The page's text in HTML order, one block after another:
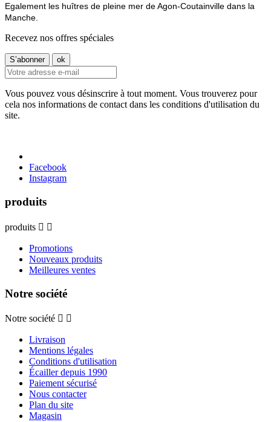
Egalement les huîtres de pleine mer de Agon-Coutainville dans la
Manche.
Recevez nos offres spéciales
Vous pouvez vous désinscrire à tout moment. Vous trouverez pour
cela nos informations de contact dans les conditions d'utilisation du
site.
Facebook
Instagram
produits
produits  
Promotions
Nouveaux produits
Meilleures ventes
Notre société
Notre société  
Livraison
Mentions légales
Conditions d'utilisation
Écailler depuis 1990
Paiement sécurisé
Nous contacter
Plan du site
Magasin